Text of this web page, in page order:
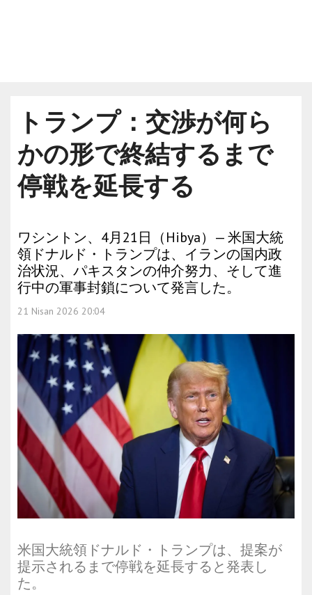
トランプ：交渉が何ら
かの形で終結するまで
停戦を延長する
ワシントン、4月21日（Hibya）— 米国大統
領ドナルド・トランプは、イランの国内政
治状況、パキスタンの仲介努力、そして進
行中の軍事封鎖について発言した。
21 Nisan 2026 20:04
米国大統領ドナルド・トランプは、提案が
提示されるまで停戦を延長すると発表し
た。